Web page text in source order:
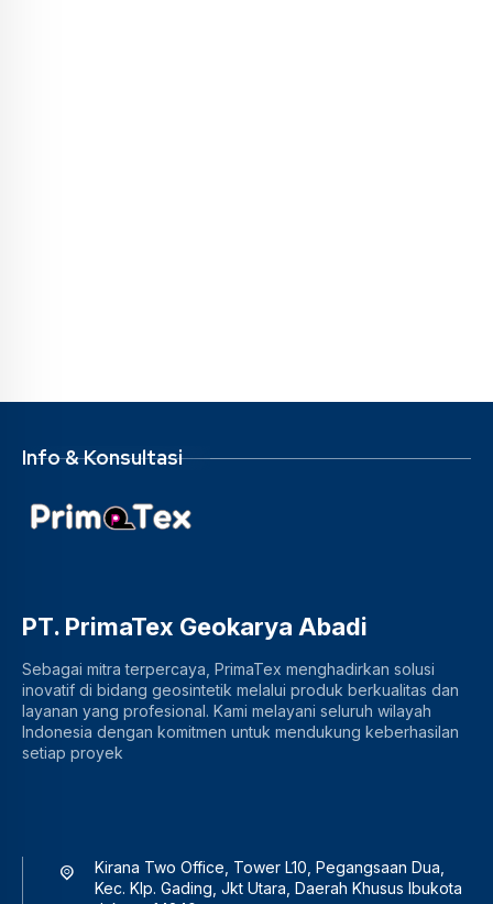
Info & Konsultasi
PT. PrimaTex Geokarya Abadi
Sebagai mitra terpercaya, PrimaTex menghadirkan solusi
inovatif di bidang geosintetik melalui produk berkualitas dan
layanan yang profesional. Kami melayani seluruh wilayah
Indonesia dengan komitmen untuk mendukung keberhasilan
setiap proyek
Kirana Two Office, Tower L10, Pegangsaan Dua,
Kec. Klp. Gading, Jkt Utara, Daerah Khusus Ibukota